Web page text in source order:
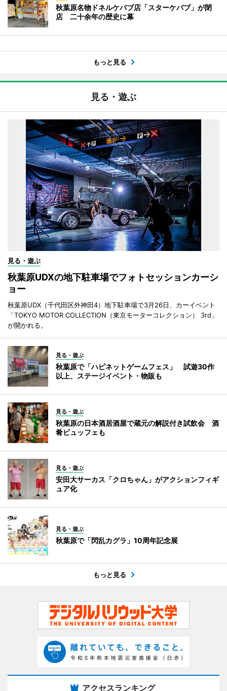
秋葉原名物ドネルケバブ店「スターケバブ」が閉
店 二十余年の歴史に幕
もっと見る
見る・遊ぶ
見る・遊ぶ
秋葉原UDXの地下駐車場でフォトセッションカーシ
ョー
秋葉原UDX（千代田区外神田4）地下駐車場で3月26日、カーイベント
「TOKYO MOTOR COLLECTION（東京モーターコレクション） 3rd」
が開かれる。
見る・遊ぶ
秋葉原で「ハピネットゲームフェス」 試遊30作
以上、ステージイベント・物販も
見る・遊ぶ
秋葉原の日本酒居酒屋で蔵元の解説付き試飲会 酒
肴ビュッフェも
見る・遊ぶ
安田大サーカス「クロちゃん」がアクションフィギ
ュア化
見る・遊ぶ
秋葉原で「閃乱カグラ」10周年記念展
もっと見る
アクセスランキング